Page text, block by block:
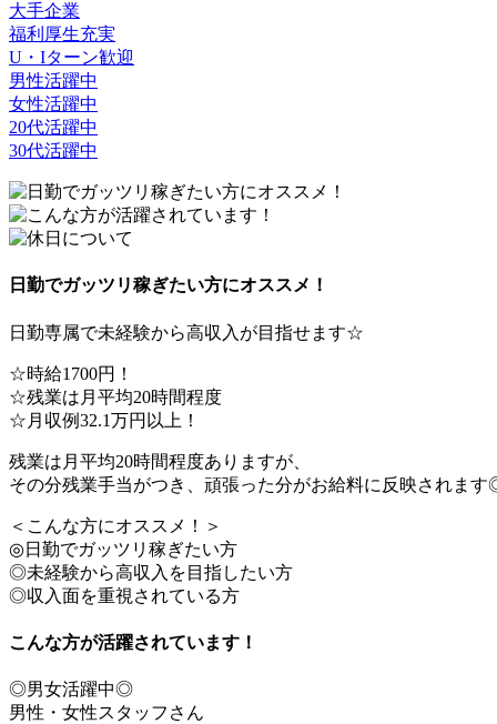
大手企業
福利厚生充実
U・Iターン歓迎
男性活躍中
女性活躍中
20代活躍中
30代活躍中
日勤でガッツリ稼ぎたい方にオススメ！
日勤専属で未経験から高収入が目指せます☆
☆時給1700円！
☆残業は月平均20時間程度
☆月収例32.1万円以上！
残業は月平均20時間程度ありますが、
その分残業手当がつき、頑張った分がお給料に反映されま
＜こんな方にオススメ！＞
◎日勤でガッツリ稼ぎたい方
◎未経験から高収入を目指したい方
◎収入面を重視されている方
こんな方が活躍されています！
◎男女活躍中◎
男性・女性スタッフさん